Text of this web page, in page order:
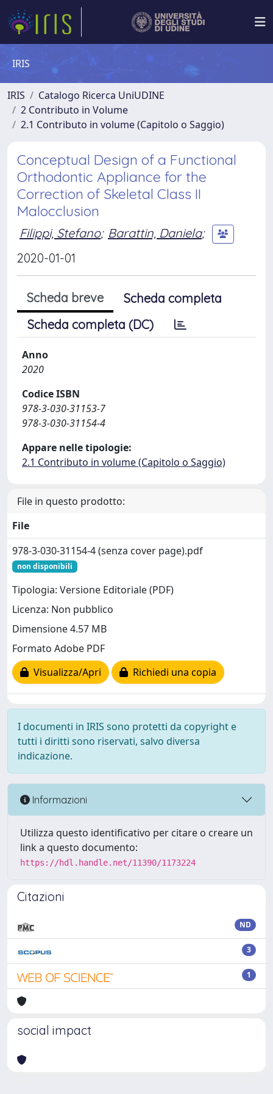
IRIS
IRIS
Catalogo Ricerca UniUDINE
2 Contributo in Volume
2.1 Contributo in volume (Capitolo o Saggio)
Conceptual Design of a Functional
Orthodontic Appliance for the
Correction of Skeletal Class II
Malocclusion
Filippi, Stefano; Barattin, Daniela;
2020-01-01
Scheda breve
Scheda completa
Scheda completa (DC)
Anno
2020
Codice ISBN
978-3-030-31153-7
978-3-030-31154-4
Appare nelle tipologie:
2.1 Contributo in volume (Capitolo o Saggio)
File in questo prodotto:
File
978-3-030-31154-4 (senza cover page).pdf
non disponibili
Tipologia: Versione Editoriale (PDF)
Licenza: Non pubblico
Dimensione 4.57 MB
Formato Adobe PDF
Visualizza/Apri
Richiedi una copia
I documenti in IRIS sono protetti da copyright e
tutti i diritti sono riservati, salvo diversa
indicazione.
Informazioni
Utilizza questo identificativo per citare o creare un
link a questo documento:
https://hdl.handle.net/11390/1173224
Citazioni
ND
3
1
social impact